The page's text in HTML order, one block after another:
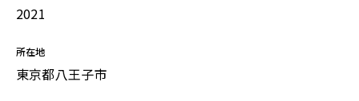
2021
所在地
東京都八王子市